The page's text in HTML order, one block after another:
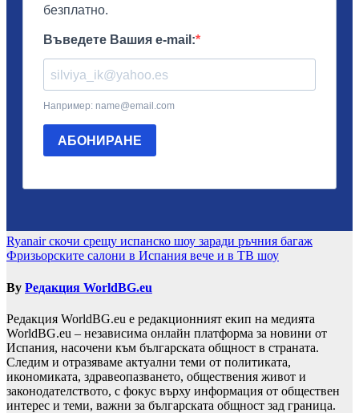
Навигация
Ryanair скочи срещу испанско шоу заради ръчния багаж
Фризьорските салони в Испания вече и в ТВ шоу
By Редакция WorldBG.eu
Редакция WorldBG.eu е редакционният екип на медията
WorldBG.eu – независима онлайн платформа за новини от
Испания, насочени към българската общност в страната.
Следим и отразяваме актуални теми от политиката,
икономиката, здравеопазването, обществения живот и
законодателството, с фокус върху информация от обществен
интерес и теми, важни за българската общност зад граница.